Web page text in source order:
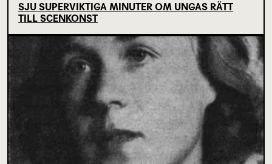
SJU SUPERVIKTIGA MINUTER OM UNGAS RÄTT
TILL SCENKONST